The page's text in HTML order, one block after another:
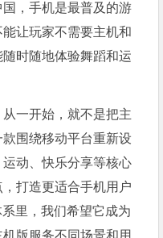
，手机是最普及的游
让玩家不需要主机和
时随地体验舞蹈和运
一开始，就不是把主
围绕移动平台重新设
动、快乐分享等核心
打造更适合手机用户
里，我们希望它成为